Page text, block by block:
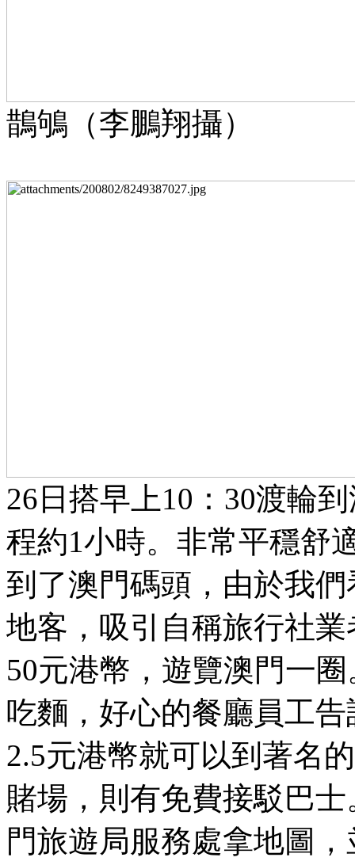
鵲鴝（李鵬翔攝）
26日搭早上10：30渡輪
程約1小時。非常平穩舒
到了澳門碼頭，由於我
地客，吸引自稱旅行社
50元港幣，遊覽澳門一
吃麵，好心的餐廳員工
2.5元港幣就可以到著名
賭場，則有免費接駁巴
門旅遊局服務處拿地圖